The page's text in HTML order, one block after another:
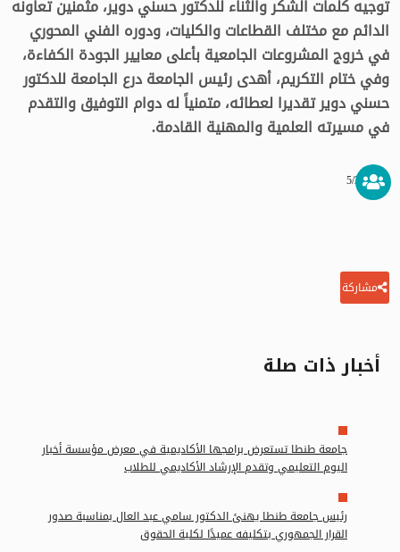
توجيه كلمات الشكر والثناء للدكتور حسني دوير، مثمنين تعاونه
الدائم مع مختلف القطاعات والكليات، ودوره الفني المحوري
في خروج المشروعات الجامعية بأعلى معايير الجودة الكفاءة،
وفي ختام التكريم، أهدى رئيس الجامعة درع الجامعة للدكتور
حسني دوير تقديرا لعطائه، متمنياً له دوام التوفيق والتقدم
في مسيرته العلمية والمهنية القادمة.
5/24/2026
مشاركة
أخبار ذات صلة
جامعة طنطا تستعرض برامجها الأكاديمية في معرض مؤسسة أخبار
اليوم التعليمي وتقدم الإرشاد الأكاديمي للطلاب
رئيس جامعة طنطا يهنئ الدكتور سامي عبد العال بمناسبة صدور
القرار الجمهوري بتكليفه عميدًا لكلية الحقوق